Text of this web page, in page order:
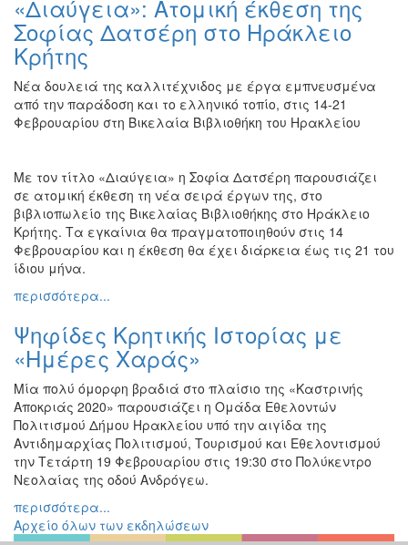
Ζωγραφική
Φωτογραφία
Τραγούδι
Μουσική
Κινηματογράφος
Θέατρο
Παζάρι
Ειδών
Συνέδρια
Ημερίδες
-
Σεμινάρια-
Διαλέξεις-
Ομιλίες
Διάφορες
Εκθέσεις
Εκδηλώσεις
για
Παιδιά
Άλλες
Εκδηλώσεις
«Διαύγεια»: Ατομική έκθεση της
Σοφίας Δατσέρη στο Ηράκλειο
Κρήτης
Νέα δουλειά της καλλιτέχνιδος με έργα εμπνευσμένα
από την παράδοση και το ελληνικό τοπίο, στις 14-21
Φεβρουαρίου στη Βικελαία Βιβλιοθήκη του Ηρακλείου
Με τον τίτλο «Διαύγεια» η Σοφία Δατσέρη παρουσιάζει
σε ατομική έκθεση τη νέα σειρά έργων της, στο
βιβλιοπωλείο της Βικελαίας Βιβλιοθήκης στο Ηράκλειο
Κρήτης. Τα εγκαίνια θα πραγματοποιηθούν στις 14
Φεβρουαρίου και η έκθεση θα έχει διάρκεια έως τις 21 του
ίδιου μήνα.
περισσότερα...
Ψηφίδες Κρητικής Ιστορίας με
«Ημέρες Χαράς»
Μία πολύ όμορφη βραδιά στο πλαίσιο της «Καστρινής
Αποκριάς 2020» παρουσιάζει η Ομάδα Εθελοντών
Πολιτισμού Δήμου Ηρακλείου υπό την αιγίδα της
Αντιδημαρχίας Πολιτισμού, Τουρισμού και Εθελοντισμού
την Τετάρτη 19 Φεβρουαρίου στις 19:30 στο Πολύκεντρο
Νεολαίας της οδού Ανδρόγεω.
περισσότερα...
Αρχείο όλων των εκδηλώσεων